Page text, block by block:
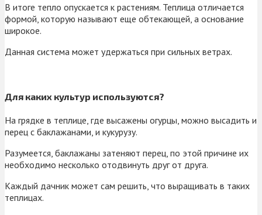
В итоге тепло опускается к растениям. Теплица отличается
формой, которую называют еще обтекающей, а основание
широкое.
Данная система может удержаться при сильных ветрах.
Для каких культур используются?
На грядке в теплице, где высажены огурцы, можно высадить и
перец с баклажанами, и кукурузу.
Разумеется, баклажаны затеняют перец, по этой причине их
необходимо несколько отодвинуть друг от друга.
Каждый дачник может сам решить, что выращивать в таких
теплицах.